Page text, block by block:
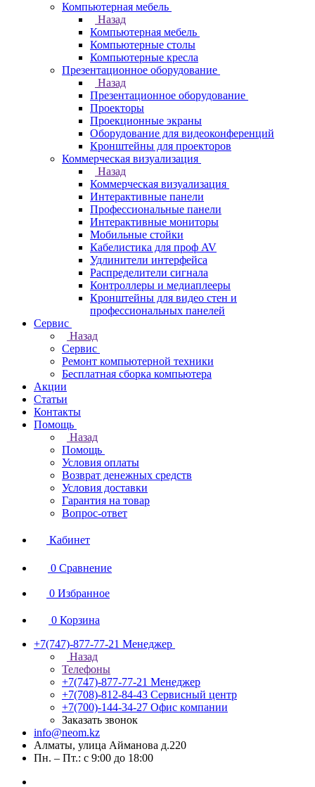
Компьютерная мебель
Назад
Компьютерная мебель
Компьютерные столы
Компьютерные кресла
Презентационное оборудование
Назад
Презентационное оборудование
Проекторы
Проекционные экраны
Оборудование для видеоконференций
Кронштейны для проекторов
Коммерческая визуализация
Назад
Коммерческая визуализация
Интерактивные панели
Профессиональные панели
Интерактивные мониторы
Мобильные стойки
Кабелистика для проф AV
Удлинители интерфейса
Распределители сигнала
Контроллеры и медиаплееры
Кронштейны для видео стен и
профессиональных панелей
Сервис
Назад
Сервис
Ремонт компьютерной техники
Бесплатная сборка компьютера
Акции
Статьи
Контакты
Помощь
Назад
Помощь
Условия оплаты
Возврат денежных средств
Условия доставки
Гарантия на товар
Вопрос-ответ
Кабинет
0 Сравнение
0 Избранное
0 Корзина
+7(747)-877-77-21 Менеджер
Назад
Телефоны
+7(747)-877-77-21 Менеджер
+7(708)-812-84-43 Сервисный центр
+7(700)-144-34-27 Офис компании
Заказать звонок
info@neom.kz
Алматы, улица Айманова д.220
Пн. – Пт.: с 9:00 до 18:00